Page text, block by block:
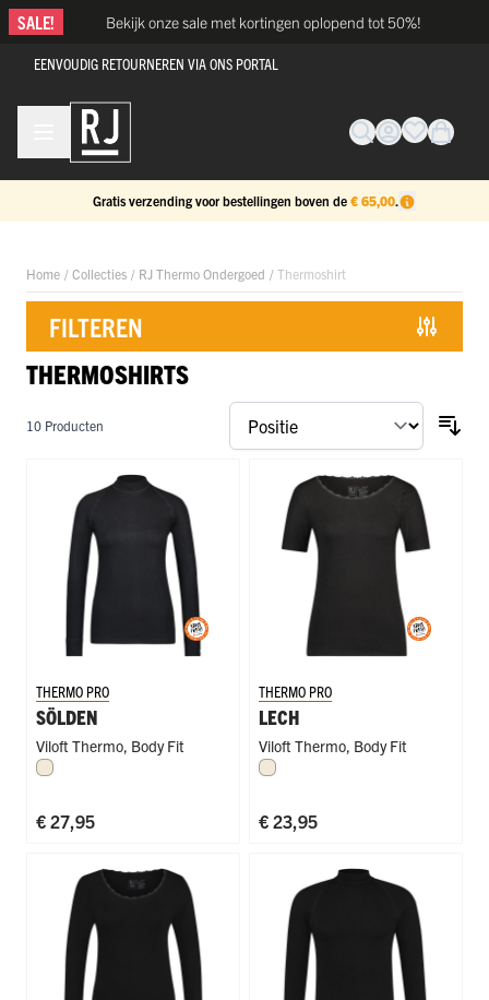
Ga naar de inhoud
SALE! Bekijk onze sale met kortingen oplopend tot 50%!
EENVOUDIG RETOURNEREN VIA ONS PORTAL
Gratis verzending voor bestellingen boven de € 65,00.
FILTEREN
Doorgaan naar productlijst
Home / Collecties / RJ Thermo Ondergoed / Thermoshirt
THERMOSHIRTS
10 Producten
THERMO PRO
SÖLDEN
Viloft Thermo, Body Fit
Wolwit
€ 27,95
THERMO PRO
LECH
Viloft Thermo, Body Fit
Wolwit
€ 23,95